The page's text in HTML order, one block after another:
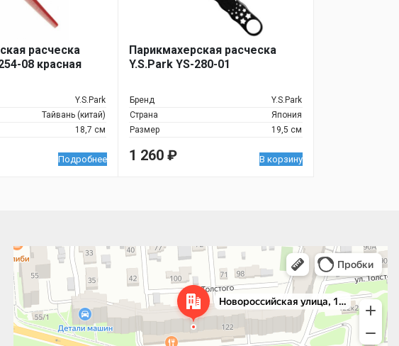
расческа
08 красная
Y.S.Park
Тайвань (китай)
18,7 см
Подробнее
Парикмахерская расческа
Y.S.Park YS-280-01
Бренд
Y.S.Park
Страна
Япония
Размер
19,5 см
1 260 ₽ В корзину
Челябинск
Новороссийская улица, 122 — Яндекс.Карты